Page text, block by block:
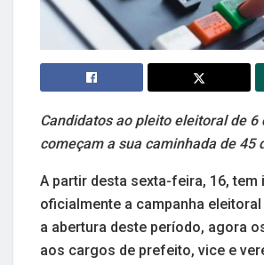
Candidatos ao pleito eleitoral de 6
começam a sua caminhada de 45
A partir desta sexta-feira, 16, tem
oficialmente a campanha eleitoral
a abertura deste período, agora
aos cargos de prefeito, vice e